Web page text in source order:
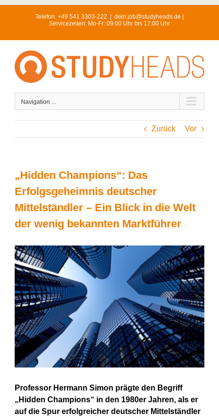
Telefon: +49 541 3303-222
dein.job@studyheads.de |
Servicezeiten: Mo-Fr: 09:00 Uhr bis 17:00 Uhr
Navigation ...
Zurück Vor
„Hidden Champions“: Das
Erfolgsgeheimnis deutscher
Mittelständler – Ein Blick in die Welt
der wenig bekannten Marktführer
View
Larger
Image
Professor Hermann Simon prägte den Begriff
„Hidden Champions“ in den 1980er Jahren, als er
auf die Spur erfolgreicher deutscher Mittelständler